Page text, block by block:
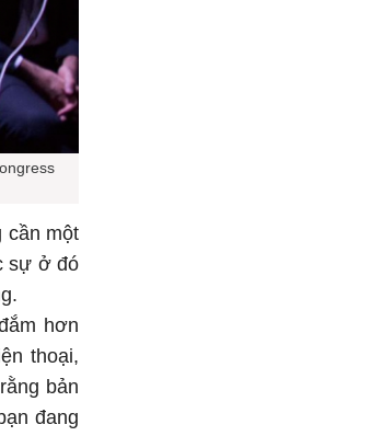
cần một
sự ở đó
hơn
thoại,
bản
đang